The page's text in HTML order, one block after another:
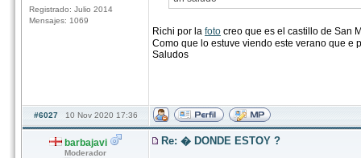
Registrado: Julio 2014
Mensajes: 1069
Richi por la foto creo que es el castillo de San
Como que lo estuve viendo este verano que e
Saludos
#6027 10 Nov 2020 17:36
barbajavi
Moderador
Re: � DONDE ESTOY ?